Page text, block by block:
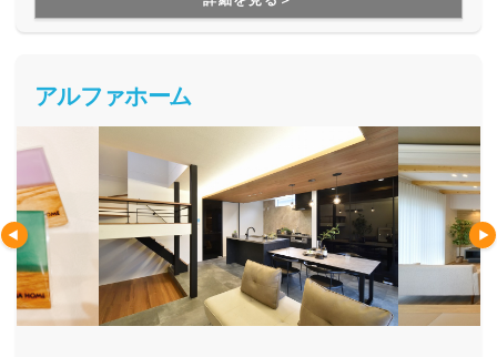
アルファホーム